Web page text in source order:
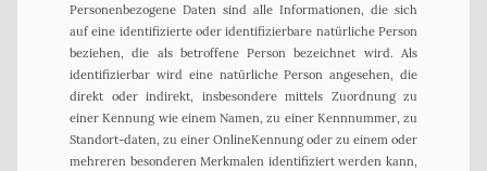
Personenbezogene Daten sind alle Informationen, die sich
auf eine identifizierte oder identifizierbare natürliche Person
beziehen, die als betroffene Person bezeichnet wird. Als
identifizierbar wird eine natürliche Person angesehen, die
direkt oder indirekt, insbesondere mittels Zuordnung zu
einer Kennung wie einem Namen, zu einer Kennnummer, zu
Standort-daten, zu einer OnlineKennung oder zu einem oder
mehreren besonderen Merkmalen identifiziert werden kann,